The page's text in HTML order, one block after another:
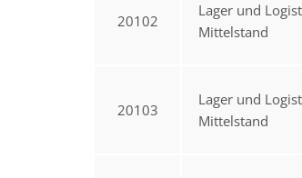
20102
Lager und
Mittelstand
20103
Lager und
Mittelstand